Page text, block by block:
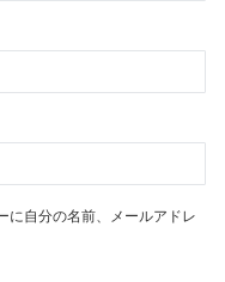
に自分の名前、メールアドレ